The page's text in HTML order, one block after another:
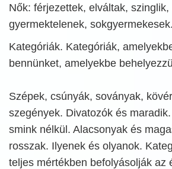
Nők: férjezettek, elváltak,
gyermektelenek, sokgyermekesek.
Kategóriák. Kategóriák,
bennünket, amelyekbe
Szépek, csúnyák, soványak,
szegények. Divatozók és
smink nélkül. Alacsonyak és
rosszak. Ilyenek és olyanok.
teljes mértékben befolyásolják az